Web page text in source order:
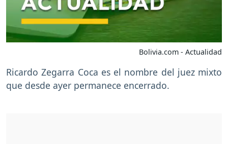
Bolivia.com - Actualidad
Ricardo Zegarra Coca es el nombre del juez mixto
que desde ayer permanece encerrado.